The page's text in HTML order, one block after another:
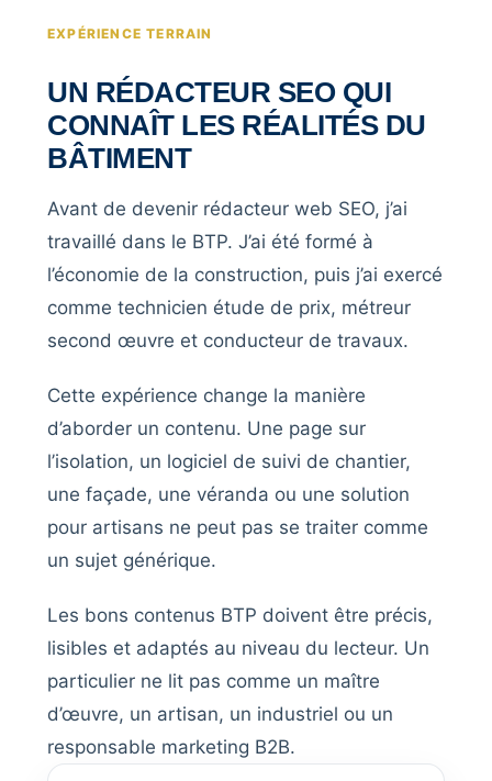
EXPÉRIENCE TERRAIN
UN RÉDACTEUR SEO QUI
CONNAÎT LES RÉALITÉS DU
BÂTIMENT
Avant de devenir rédacteur web SEO, j’ai
travaillé dans le BTP. J’ai été formé à
l’économie de la construction, puis j’ai exercé
comme technicien étude de prix, métreur
second œuvre et conducteur de travaux.
Cette expérience change la manière
d’aborder un contenu. Une page sur
l’isolation, un logiciel de suivi de chantier,
une façade, une véranda ou une solution
pour artisans ne peut pas se traiter comme
un sujet générique.
Les bons contenus BTP doivent être précis,
lisibles et adaptés au niveau du lecteur. Un
particulier ne lit pas comme un maître
d’œuvre, un artisan, un industriel ou un
responsable marketing B2B.